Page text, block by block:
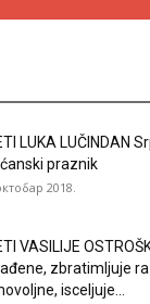
LUKA LUČINDAN
praznik
2018.
VASILIJE
zbratimljuje
isceljuje...